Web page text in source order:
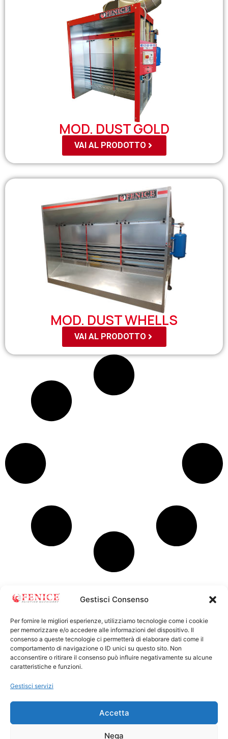
Gestisci Consenso
Per fornire le migliori esperienze, utilizziamo tecnologie come i cookie
per memorizzare e/o accedere alle informazioni del dispositivo. Il
consenso a queste tecnologie ci permetterà di elaborare dati come il
comportamento di navigazione o ID unici su questo sito. Non
acconsentire o ritirare il consenso può influire negativamente su alcune
caratteristiche e funzioni.
Gestisci servizi
Accetta
Nega
MOD. DUST GOLD
VAI AL PRODOTTO
MOD. DUST WHELLS
VAI AL PRODOTTO
FENICE MACHINERY SRL
info@fenicersm.com
+39 370 3643023